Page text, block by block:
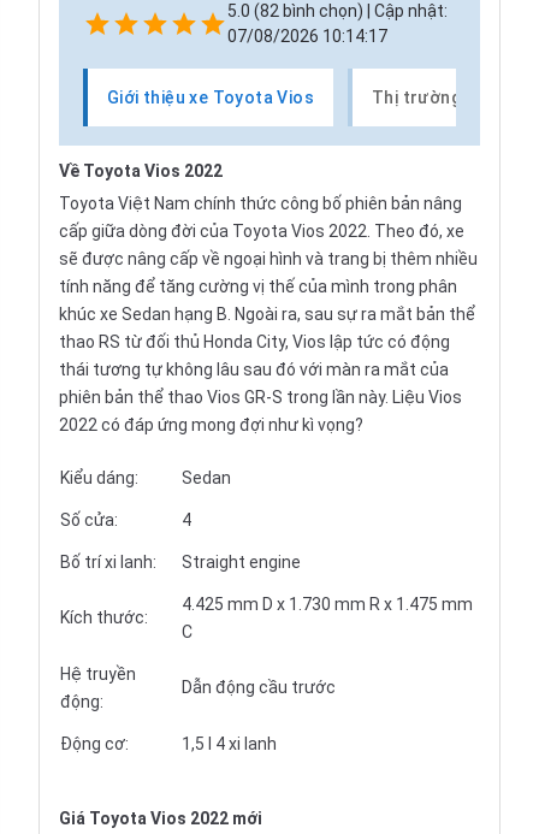
5.0 (82 bình chọn) | Cập nhật:
07/08/2026 10:14:17
Giới thiệu xe Toyota Vios Thị trường xe
Về Toyota Vios 2022
Toyota Việt Nam chính thức công bố phiên bản nâng
cấp giữa dòng đời của Toyota Vios 2022. Theo đó, xe
sẽ được nâng cấp về ngoại hình và trang bị thêm nhiều
tính năng để tăng cường vị thế của mình trong phân
khúc xe Sedan hạng B. Ngoài ra, sau sự ra mắt bản thể
thao RS từ đối thủ Honda City, Vios lập tức có động
thái tương tự không lâu sau đó với màn ra mắt của
phiên bản thể thao Vios GR-S trong lần này. Liệu Vios
2022 có đáp ứng mong đợi như kì vọng?
Kiểu dáng: Sedan
Số cửa: 4
Bố trí xi lanh: Straight engine
Kích thước:
4.425 mm D x 1.730 mm R x 1.475 mm
C
Hệ truyền
động:
Dẫn động cầu trước
Động cơ: 1,5 l 4 xi lanh
Giá Toyota Vios 2022 mới